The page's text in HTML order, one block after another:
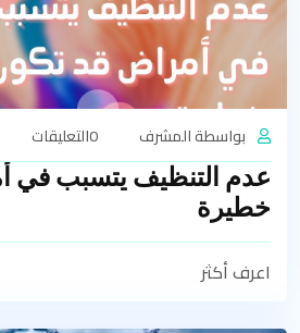
بواسطة المشرف
عدم التنظيف يتسبب في
خطيرة
اعرف أكثر